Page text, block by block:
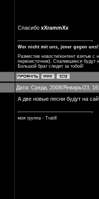
Спасибо xXrammXx
Wer nicht mit uns, jener gegen uns!
Разместив новости/контент взятые
первоисточник). Спалившиеся будут
Большой брат следит за тобой!
Дата: Среда, 2008/Январь/23,
А две новые песни будут на
моя группа - Tratill